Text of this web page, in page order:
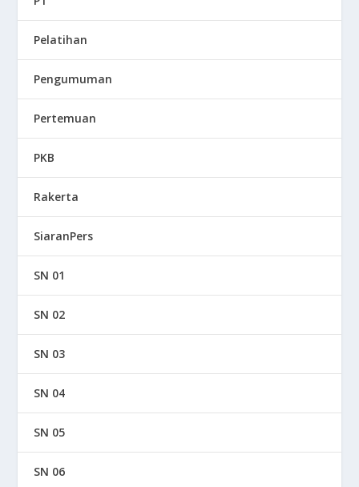
Pelatihan
Pengumuman
Pertemuan
PKB
Rakerta
SiaranPers
SN 01
SN 02
SN 03
SN 04
SN 05
SN 06